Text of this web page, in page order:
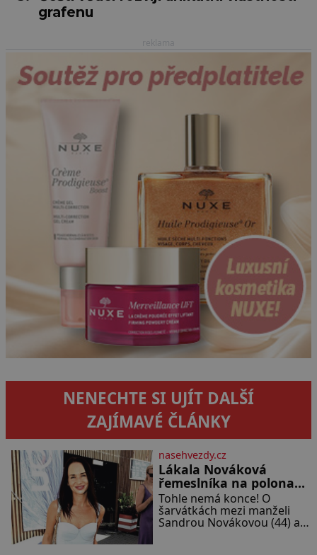
grafenu
NENECHTE SI UJÍT DALŠÍ
ZAJÍMAVÉ ČLÁNKY
nasehvezdy.cz
Lákala Nováková
řemeslníka na polonahé
tělo!
Tohle nemá konce! O
šarvátkách mezi manželi
Sandrou Novákovou (44) a
Vojtěchem Moravcem (39)